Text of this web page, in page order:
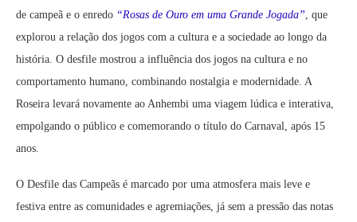
de campeã e o enredo “Rosas de Ouro em uma Grande Jogada”, que
explorou a relação dos jogos com a cultura e a sociedade ao longo da
história. O desfile mostrou a influência dos jogos na cultura e no
comportamento humano, combinando nostalgia e modernidade. A
Roseira levará novamente ao Anhembi uma viagem lúdica e interativa,
empolgando o público e comemorando o título do Carnaval, após 15
anos.
O Desfile das Campeãs é marcado por uma atmosfera mais leve e
festiva entre as comunidades e agremiações, já sem a pressão das notas